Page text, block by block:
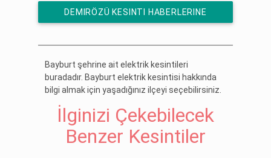
DEMIRÖZÜ KESINTI HABERLERINE
Bayburt şehrine ait elektrik kesintileri
buradadır. Bayburt elektrik kesintisi hakkında
bilgi almak için yaşadığınız ilçeyi seçebilirsiniz.
İlginizi Çekebilecek
Benzer Kesintiler